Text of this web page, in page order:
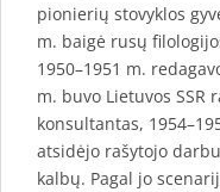
pionierių stovyklos
m. baigė rusų
1950–1951 m.
m. buvo Lietuvos SSR
konsultantas,
atsidėjo rašytojo
kalbų. Pagal jo